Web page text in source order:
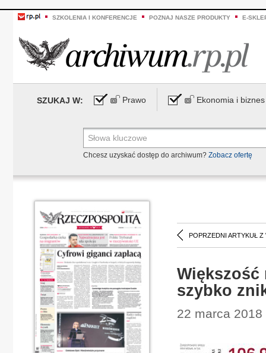
SZKOLENIA I KONFERENCJE POZNAJ NASZE PRODUKTY E-
SZUKAJ W: Prawo Ekonomia i biznes
Chcesz uzyskać dostęp do archiwum? Zobacz ofertę
POPRZEDNI ARTYKUŁ Z
szybko
22 marca